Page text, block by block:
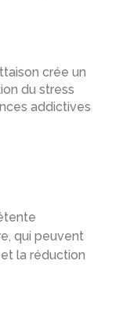
crée un
du stress
addictives
qui peuvent
la réduction